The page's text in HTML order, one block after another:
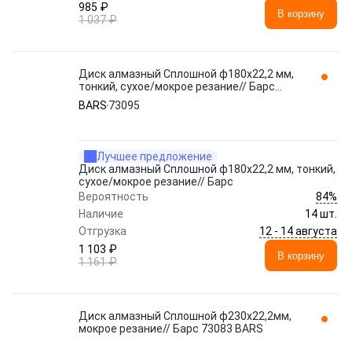
985 ₽
1 037 ₽
В корзину
Диск алмазный Сплошной ф180х22,2 мм,
тонкий, сухое/мокрое резание// Барс
73095 BARS
BARS 73095
Лучшее предложение
Диск алмазный Сплошной ф180х22,2 мм, тонкий,
сухое/мокрое резание// Барс
Вероятность
84%
Наличие
14 шт.
Отгрузка
12 - 14 августа
1 103 ₽
1 161 ₽
В корзину
Диск алмазный Сплошной ф230х22,2мм,
мокрое резание// Барс 73083 BARS